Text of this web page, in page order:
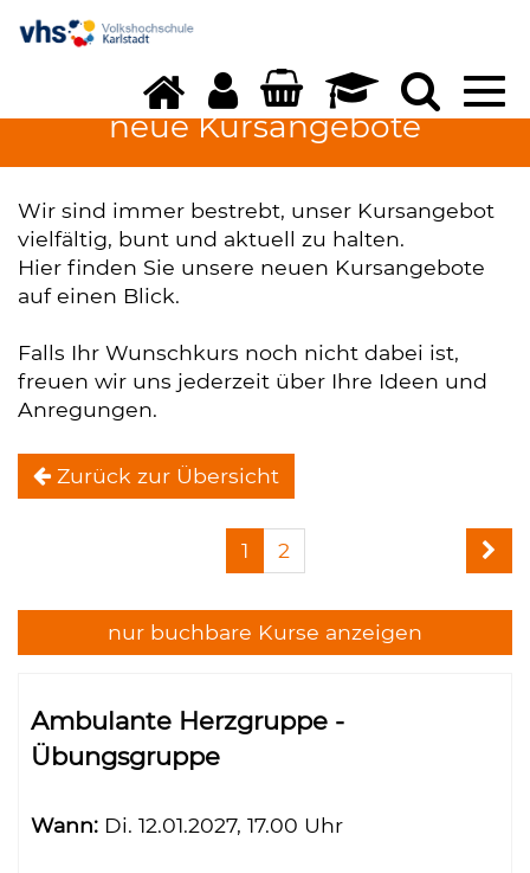
neue Kursangebote
Wir sind immer bestrebt, unser Kursangebot
vielfältig, bunt und aktuell zu halten.
Hier finden Sie unsere neuen Kursangebote
auf einen Blick.
Falls Ihr Wunschkurs noch nicht dabei ist,
freuen wir uns jederzeit über Ihre Ideen und
Anregungen.
Zurück zur Übersicht
Kursangebote
1 2
nur buchbare Kurse anzeigen
Tabellenüberschriften
können
sortiert
Ambulante Herzgruppe -
Übungsgruppe
Wann: Di. 12.01.2027, 17.00 Uhr